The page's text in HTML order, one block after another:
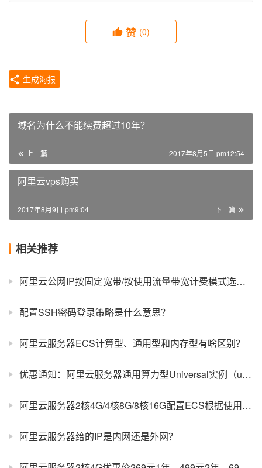
赞 (0)
生成海报
域名为什么不能续费超过10年？
上一篇 2017年8月5日 pm12:54
阿里云vps购买
下一篇
2017年8月9日 pm9:04
相关推荐
阿里云公网IP按固定宽带/按使用流量带宽计费模式选择方法
配置SSH密码登录策略是什么意思？
阿里云服务器ECS计算型、通用型和内存型有啥区别？
优惠通知：阿里云服务器通用算力型Universal实例（u1实例）最高降幅40%
阿里云服务器2核4G/4核8G/8核16G配置ECS根据使用场景选规格
阿里云服务器给的IP是内网还是外网？